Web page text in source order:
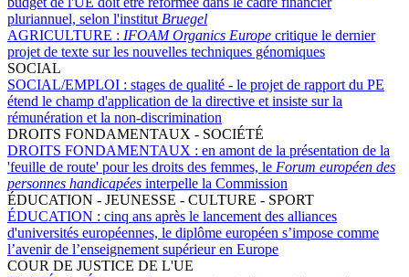
pluriannuel, selon l'institut Bruegel
AGRICULTURE : IFOAM Organics Europe critique le dernier
projet de texte sur les nouvelles techniques génomiques
SOCIAL
SOCIAL/EMPLOI : stages de qualité - le projet de rapport du PE
étend le champ d'application de la directive et insiste sur la
rémunération et la non-discrimination
DROITS FONDAMENTAUX - SOCIÉTÉ
DROITS FONDAMENTAUX : en amont de la présentation de la
'feuille de route' pour les droits des femmes, le Forum européen des
personnes handicapées interpelle la Commission
ÉDUCATION - JEUNESSE - CULTURE - SPORT
ÉDUCATION : cinq ans après le lancement des alliances
d'universités européennes, le diplôme européen s’impose comme
l’avenir de l’enseignement supérieur en Europe
COUR DE JUSTICE DE L'UE